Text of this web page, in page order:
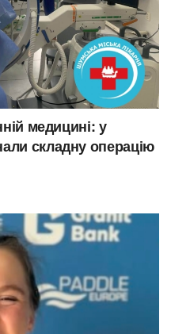
медицині: у
складну операцію